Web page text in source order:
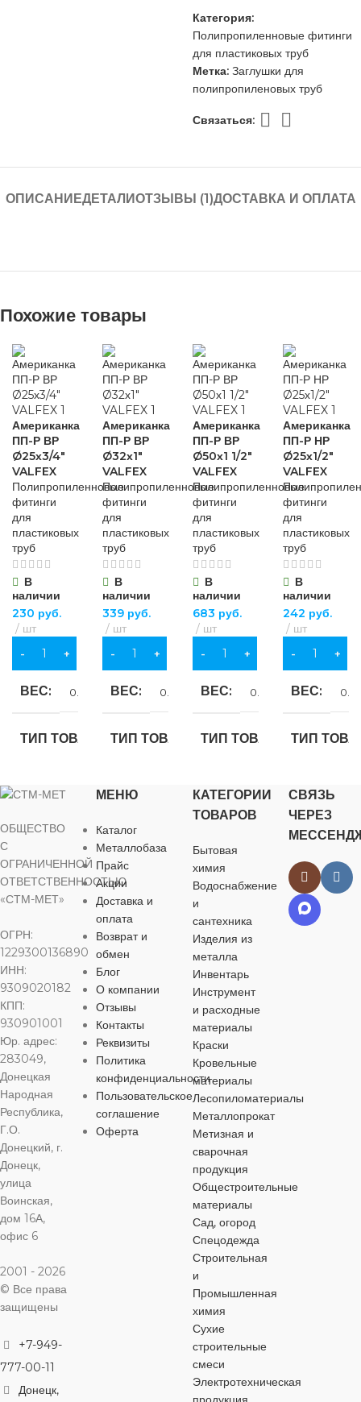
Категория:
Полипропиленновые фитинги
для пластиковых труб
Метка: Заглушки для
полипропиленовых труб
Связаться:
ОПИСАНИЕДЕТАЛИОТЗЫВЫ (1)ДОСТАВКА И ОПЛАТА
Похожие товары
Американка
ПП-Р ВР
Ø25х3/4″
VALFEX
Полипропиленновые
фитинги
для
пластиковых
труб
В
наличии
230 руб.
шт
В КОРЗИНУ
ВЕС 0.105 кг
ТИП ТОВАРА
ДИАМЕТР, ММ
25
МАТЕРИАЛ
PPr
СОЕДИНЕНИЕ
внутренняя резьба
пайка
ОБЛАСТЬ
ПРИМЕНЕНИЯ
горячее
водоснабжение
холодное
ЦВЕТ
Американка
ПП-Р ВР
Ø32х1″
VALFEX
Полипропиленновые
фитинги
для
пластиковых
труб
В
наличии
339 руб.
шт
В КОРЗИНУ
ВЕС 0.13 кг
ТИП ТОВАРА
ДИАМЕТР, ММ
32
МАТЕРИАЛ
PPr
СОЕДИНЕНИЕ
пайка
ПРИМЕНЕНИЯ
серый
Американка
ПП-Р ВР
Ø50х1 1/2″
VALFEX
Полипропиленновые
фитинги
для
пластиковых
труб
В
наличии
683 руб.
шт
В КОРЗИНУ
ВЕС 0.374 кг
ТИП ТОВАРА
50
1 1/2″
МАТЕРИАЛ
PPr
СОЕДИНЕНИЕ
внутренняя резьба
ОБЛАСТЬ
ПРИМЕНЕНИЯ
горячее
водоснабжение
водоснабжение
ЦВЕТ
Американка
ПП-Р НР
Ø25х1/2″
VALFEX
фитинги
для
пластиковых
труб
В
наличии
242 руб.
шт
В КОРЗИНУ
ВЕС
ТИП
25
РЕЗЬБА
пайка
ОБЩЕСТВО
С
ОГРАНИЧЕННОЙ
ОТВЕТСТВЕННОСТЬЮ
«СТМ-МЕТ»
ОГРН:
1229300136890
ИНН:
9309020182
КПП:
930901001
Юр. адрес:
283049,
Донецкая
Народная
Республика,
Г.О.
Донецкий, г.
Донецк,
улица
Воинская,
дом 16А,
офис 6
2001 - 2026
© Все права
защищены
+7-949-
777-00-11
Донецк,
МЕНЮ
Каталог
Металлобаза
Прайс
Акции
Доставка и
оплата
Возврат и
обмен
Блог
О компании
Отзывы
Контакты
Реквизиты
Политика
конфиденциальности
Пользовательское
соглашение
Оферта
КАТЕГОРИИ
ТОВАРОВ
Бытовая
химия
Водоснабжение
и
сантехника
Изделия из
металла
Инвентарь
Инструмент
и расходные
материалы
Краски
Кровельные
материалы
Лесопиломатериалы
Металлопрокат
Метизная и
сварочная
продукция
Общестроительные
материалы
Сад, огород
Спецодежда
Строительная
и
Промышленная
химия
Сухие
строительные
смеси
Электротехническая
СВЯЗЬ
ЧЕРЕЗ